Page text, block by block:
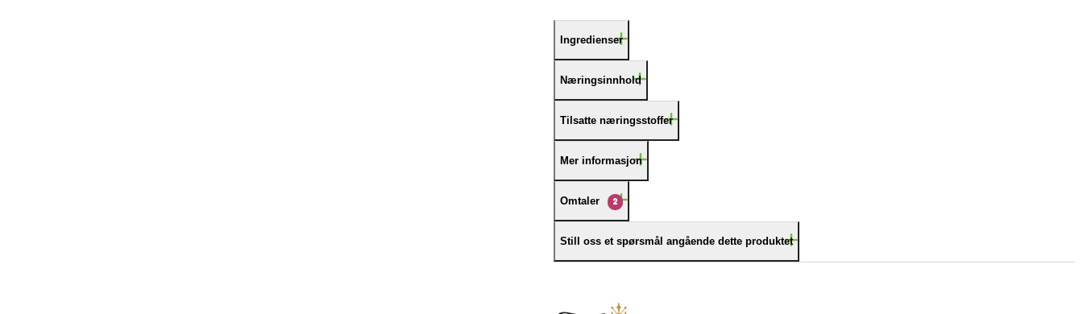
Ingredienser
Næringsinnhold
Tilsatte næringsstoffer
Mer informasjon
Omtaler 2
Still oss et spørsmål angående dette produktet